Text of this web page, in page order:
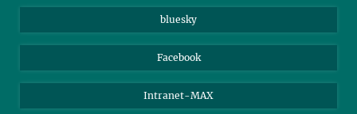
bluesky
Facebook
Intranet-MAX